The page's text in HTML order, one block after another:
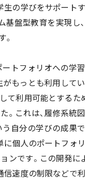
生の学びをサポート
基盤型教育を実現し
トフォリオへの学
がもっとも利用して
て利用可能とするた
。これは、履修系統
う自分の学びの成果
に個人のポートフォ
ンです。この開発に
信速度の制限などで